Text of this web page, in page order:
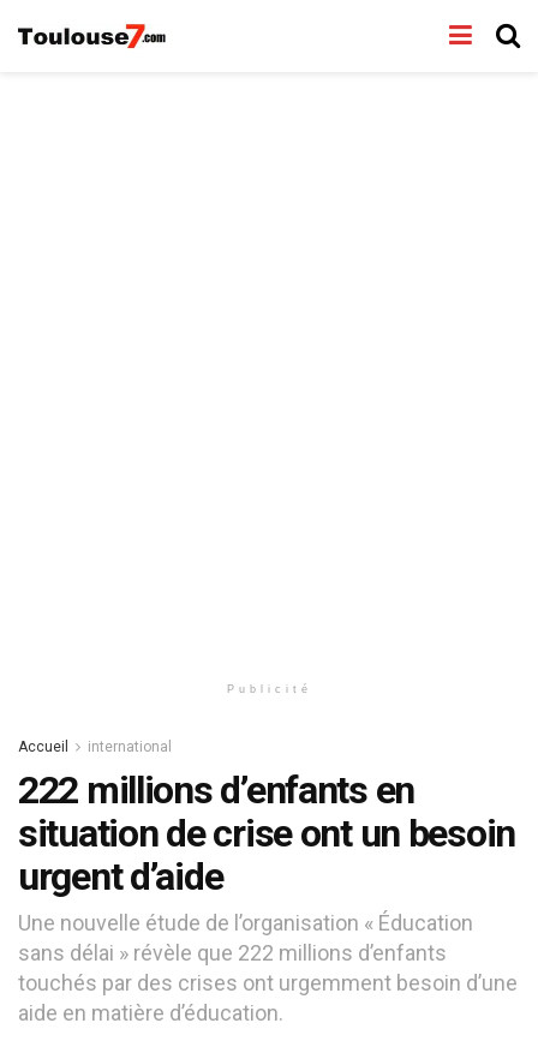
Publicité
Accueil international
222 millions d’enfants en
situation de crise ont un besoin
urgent d’aide
Une nouvelle étude de l’organisation « Éducation
sans délai » révèle que 222 millions d’enfants
touchés par des crises ont urgemment besoin d’une
aide en matière d’éducation.